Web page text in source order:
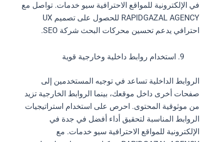
في الإلكترونية للمواقع الاحترافية سيو خدمات. تواصل مع
RAPIDGAZAL AGENCY للحصول على تصميم UX
احترافي يدعم تحسين محركات البحث شركة SEO.
استخدام روابط داخلية وخارجية قوية
الروابط الداخلية تساعد في توجيه المستخدمين إلى
صفحات أخرى داخل موقعك، بينما الروابط الخارجية تزيد
من موثوقية المحتوى. احرص على استخدام استراتيجيات
الروابط المناسبة لتحقيق أداء أفضل في جدة في
الإلكترونية للمواقع الاحترافية سيو خدمات. مع